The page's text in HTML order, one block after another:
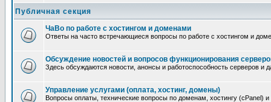
Публичная секция
ЧаВо по работе с хостингом и доменами
Ответы на часто встречающиеся вопросы по работе с хостингом и
Обсуждение новостей и вопросов функционирования
Здесь обсуждаются новости, анонсы и работоспособность серверов и
Управление услугами (оплата, хостинг, домены)
Вопросы оплаты, технические вопросы по доменам, хостингу (cPanel)